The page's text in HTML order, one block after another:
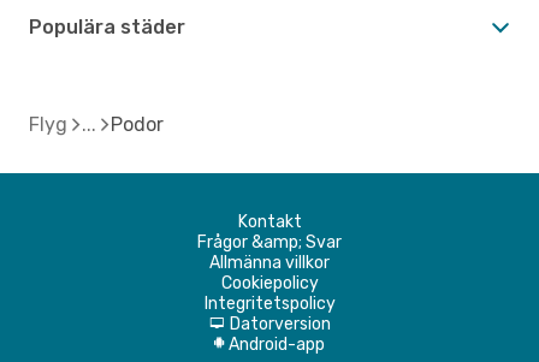
Populära städer
Flyg Podor
Kontakt
Frågor &amp; Svar
Allmänna villkor
Cookiepolicy
Integritetspolicy
d Datorversion
A Android-app